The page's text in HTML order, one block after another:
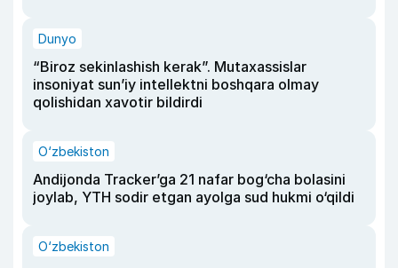
Dunyo
“Biroz sekinlashish kerak”. Mutaxassislar
insoniyat sun’iy intellektni boshqara olmay
qolishidan xavotir bildirdi
O‘zbekiston
Andijonda Tracker’ga 21 nafar bog‘cha bolasini
joylab, YTH sodir etgan ayolga sud hukmi o‘qildi
O‘zbekiston